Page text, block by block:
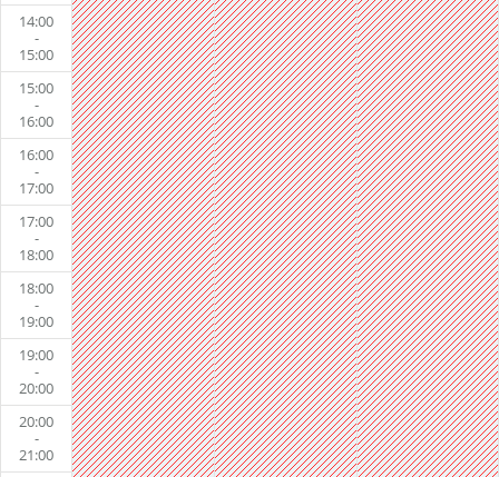
14:00
-
15:00
15:00
-
16:00
16:00
-
17:00
17:00
-
18:00
18:00
-
19:00
19:00
-
20:00
20:00
-
21:00